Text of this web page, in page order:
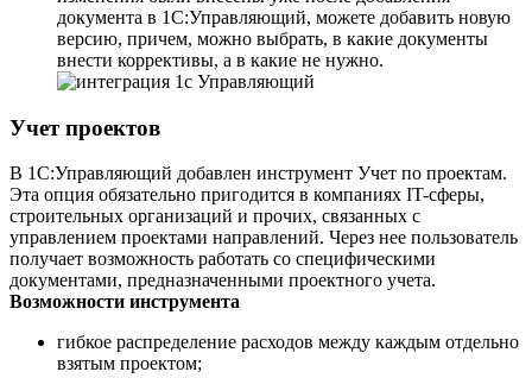
документа в 1С:Управляющий, можете добавить новую
версию, причем, можно выбрать, в какие документы
внести коррективы, а в какие не нужно.
Учет проектов
В 1С:Управляющий добавлен инструмент Учет по проектам.
Эта опция обязательно пригодится в компаниях IT-сферы,
строительных организаций и прочих, связанных с
управлением проектами направлений. Через нее пользователь
получает возможность работать со специфическими
документами, предназначенными проектного учета.
Возможности инструмента
гибкое распределение расходов между каждым отдельно
взятым проектом;